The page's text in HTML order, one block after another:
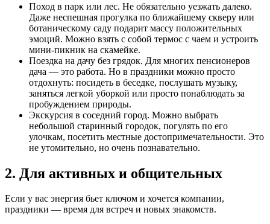
Поход в парк или лес. Не обязательно уезжать далеко.
Даже неспешная прогулка по ближайшему скверу или
ботаническому саду подарит массу положительных
эмоций. Можно взять с собой термос с чаем и устроить
мини-пикник на скамейке.
Поездка на дачу без грядок. Для многих пенсионеров
дача — это работа. Но в праздники можно просто
отдохнуть: посидеть в беседке, послушать музыку,
заняться легкой уборкой или просто понаблюдать за
пробуждением природы.
Экскурсия в соседний город. Можно выбрать
небольшой старинный городок, погулять по его
улочкам, посетить местные достопримечательности. Это
не утомительно, но очень познавательно.
2. Для активных и общительных
Если у вас энергия бьет ключом и хочется компании,
праздники — время для встреч и новых знакомств.